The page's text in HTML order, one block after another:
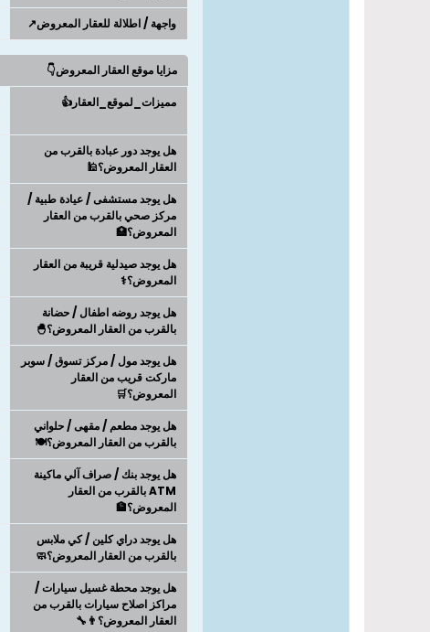
واجهة / اطلالة للعقار المعروض↗️
مزايا موقع العقار المعروض👇
مميزات_لموقع_العقار👍
هل يوجد دور عبادة بالقرب من
العقار المعروض؟🕌
هل يوجد مستشفى / عيادة طبية /
مركز صحي بالقرب من العقار
المعروض؟🏥
هل يوجد صيدلية قريبة من العقار
المعروض؟⚕️
هل يوجد روضه اطفال / حضانة
بالقرب من العقار المعروض؟🐣
هل يوجد مول / مركز تسوق / سوبر
ماركت قريب من العقار
المعروض؟🛒
هل يوجد مطعم / مقهى / حلواني
بالقرب من العقار المعروض؟🍽️
هل يوجد بنك / صراف آلي ماكينة
ATM بالقرب من العقار
المعروض؟🏦
هل يوجد دراي كلين / كي ملابس
بالقرب من العقار المعروض؟🧼
هل يوجد محطة غسيل سيارات /
مراكز اصلاح سيارات بالقرب من
العقار المعروض؟👨‍🔧